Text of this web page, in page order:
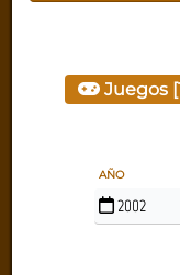
Juegos
AÑO
2002